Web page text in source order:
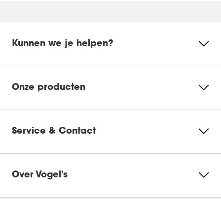
Kunnen we je helpen?
Onze producten
Service & Contact
Over Vogel's